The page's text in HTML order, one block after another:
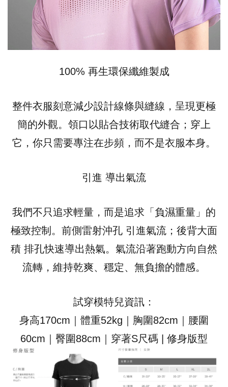
100% 再生環保纖維製成
整件衣服刻意減少設計線條與縫線，呈現更極
簡的外觀。領口以貼合技術取代縫合；穿上
它，你只需要專注在步頻，而不是衣服本身。
引進 導出氣流
我們不只追求輕量，而是追求「負濕重量」的
極致控制。前側雷射沖孔 引進氣流；後背大面
積 排孔快速導出熱氣。氣流沿著跑動方向自然
流轉，維持乾爽、穩定、無負擔的體感。
試穿模特兒資訊：
身高170cm｜體重52kg｜胸圍82cm｜腰圍
60cm｜臀圍88cm｜穿著S尺碼 | 修身版型